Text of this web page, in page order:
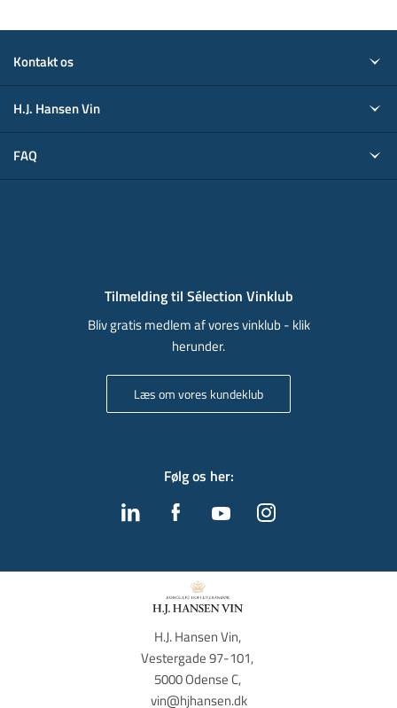
Kontakt os
H.J. Hansen Vin
FAQ
Tilmelding til Sélection Vinklub
Bliv gratis medlem af vores vinklub - klik
herunder.
Læs om vores kundeklub
Følg os her:
H.J. Hansen Vin,
Vestergade 97-101,
5000 Odense C,
vin@hjhansen.dk